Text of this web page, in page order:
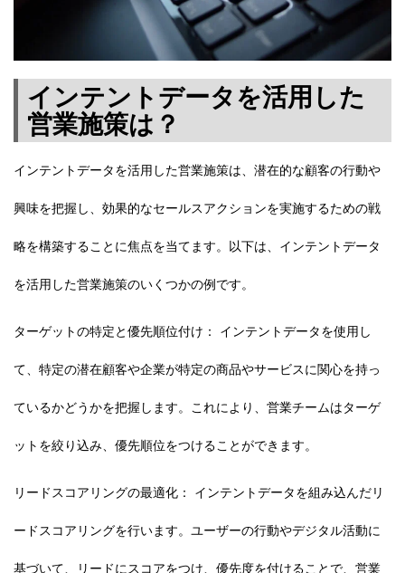
インテントデータを活用した
営業施策は？
インテントデータを活用した営業施策は、潜在的な顧客の行動や
興味を把握し、効果的なセールスアクションを実施するための戦
略を構築することに焦点を当てます。以下は、インテントデータ
を活用した営業施策のいくつかの例です。
ターゲットの特定と優先順位付け： インテントデータを使用し
て、特定の潜在顧客や企業が特定の商品やサービスに関心を持っ
ているかどうかを把握します。これにより、営業チームはターゲ
ットを絞り込み、優先順位をつけることができます。
リードスコアリングの最適化： インテントデータを組み込んだリ
ードスコアリングを行います。ユーザーの行動やデジタル活動に
基づいて、リードにスコアをつけ、優先度を付けることで、営業